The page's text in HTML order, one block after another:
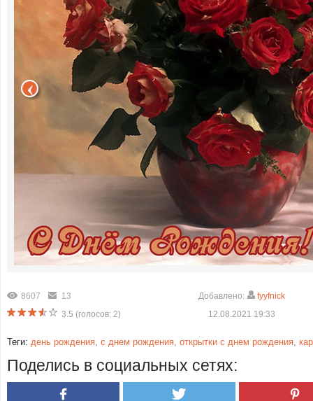
8607
13
3.5 (голосов: 2)
Добавлено:
fyyfnick
12.08.2021 19:33
Теги: день рождения, с днем рождения, открытки с днем рождения,
Поделись в социальных сетях: